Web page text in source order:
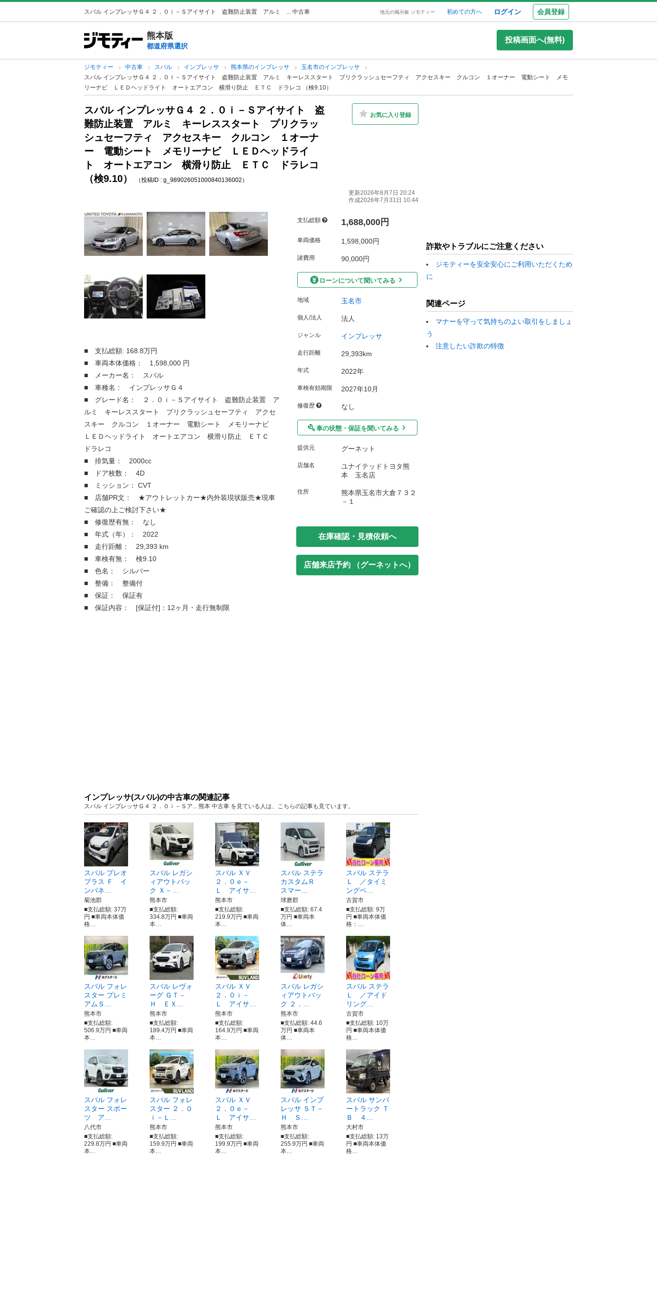
スバル インプレッサＧ４ ２．０ｉ－Ｓアイサイト 盗難防止装置 アルミ ... 中古車 地元の掲示板 ジモティー 初めての方へ ログイン 会員登録
熊本版
都道府県選択
投稿画面へ(無料)
ジモティー 中古車 スバル インプレッサ 熊本県のインプレッサ
玉名市のインプレッサ
スバル インプレッサＧ４ ２．０Ｉ－Ｓアイサイト 盗難防止装置 アルミ キーレススタート プリクラッシュセーフティ アクセスキー クルコン １オーナー 電動シート メモ
リーナビ ＬＥＤヘッドライト オートエアコン 横滑り防止 ＥＴＣ ドラレコ （検9.10）
スバル インプレッサＧ４ ２．０ｉ－Ｓアイサイト 盗
難防止装置 アルミ キーレススタート プリクラッ
シュセーフティ アクセスキー クルコン １オーナ
ー 電動シート メモリーナビ ＬＥＤヘッドライ
ト オートエアコン 横滑り防止 ＥＴＣ ドラレコ
（検9.10）
（投稿ID : g_989026051000840136002）
お気に入り登録
更新2026年8月7日 20:24
作成2026年7月31日 10:44
■ 支払総額: 168.8万円
■ 車両本体価格： 1,598,000 円
■ メーカー名： スバル
■ 車種名： インプレッサＧ４
■ グレード名： ２．０ｉ－Ｓアイサイト 盗難防止装置 ア
ルミ キーレススタート プリクラッシュセーフティ アクセ
スキー クルコン １オーナー 電動シート メモリーナビ
ＬＥＤヘッドライト オートエアコン 横滑り防止 ＥＴＣ
ドラレコ
■ 排気量： 2000cc
■ ドア枚数： 4D
■ ミッション： CVT
■ 店舗PR文： ★アウトレットカー★内外装現状販売★現車
ご確認の上ご検討下さい★
■ 修復歴有無： なし
■ 年式（年）： 2022
■ 走行距離： 29,393 km
■ 車検有無： 検9.10
■ 色名： シルバー
■ 整備： 整備付
■ 保証： 保証有
■ 保証内容： [保証付]：12ヶ月・走行無制限
支払総額 1,688,000円
車両価格 1,598,000円
諸費用 90,000円
ローンについて聞いてみる
地域 玉名市
個人/法人 法人
ジャンル インプレッサ
走行距離 29,393km
年式 2022年
車検有効期限 2027年10月
修復歴 なし
車の状態・保証を聞いてみる
提供元 グーネット
店舗名
ユナイテッドトヨタ熊
本 玉名店
住所
熊本県玉名市大倉７３２
－１
在庫確認・見積依頼へ
店舗来店予約 （グーネットへ）
インプレッサ(スバル)の中古車の関連記事
スバル インプレッサＧ４ ２．０ｉ－Ｓア... 熊本 中古車 を見ている人は、こちらの記事も見ています。
スバル プレオ
プラス Ｆ イ
ンパネ…
菊池郡
■支払総額: 37万
円 ■車両本体価
格…
スバル レガシ
ィアウトバッ
ク Ｘ－…
熊本市
■支払総額:
334.8万円 ■車両
本…
スバル ＸＶ
２．０ｅ－
Ｌ アイサ…
熊本市
■支払総額:
219.9万円 ■車両
本…
スバル ステラ
カスタムＲ
スマー…
球磨郡
■支払総額: 67.4
万円 ■車両本
体…
スバル ステラ
Ｌ ／タイミ
ングベ…
古賀市
■支払総額: 9万
円 ■車両本体価
格：…
スバル フォレ
スター プレミ
アムＳ…
熊本市
■支払総額:
506.9万円 ■車両
本…
スバル レヴォ
ーグ ＧＴ－
Ｈ ＥＸ…
熊本市
■支払総額:
189.4万円 ■車両
本…
スバル ＸＶ
２．０ｉ－
Ｌ アイサ…
熊本市
■支払総額:
164.9万円 ■車両
本…
スバル レガシ
ィアウトバッ
ク ２．…
熊本市
■支払総額: 44.6
万円 ■車両本
体…
スバル ステラ
Ｌ ／アイド
リング…
古賀市
■支払総額: 10万
円 ■車両本体価
格…
スバル フォレ
スター スポー
ツ ア…
八代市
■支払総額:
229.8万円 ■車両
本…
スバル フォレ
スター ２．０
ｉ－Ｌ…
熊本市
■支払総額:
159.9万円 ■車両
本…
スバル ＸＶ
２．０ｅ－
Ｌ アイサ…
熊本市
■支払総額:
199.9万円 ■車両
本…
スバル インプ
レッサ ＳＴ－
Ｈ Ｓ…
熊本市
■支払総額:
255.9万円 ■車両
本…
スバル サンバ
ートラック Ｔ
Ｂ ４…
大村市
■支払総額: 13万
円 ■車両本体価
格…
詐欺やトラブルにご注意ください
ジモティーを安全安心にご利用いただくため
に
関連ページ
マナーを守って気持ちのよい取引をしましょ
う
注意したい詐欺の特徴